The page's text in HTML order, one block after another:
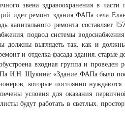
звена здравоохранения в части
идет ремонт здания ФАПа села
капитального ремонта составляет
подвод системы
выглядеть так, как и
и отделка фасада здания, старые
входная группа и проведен
И.Н. Щукина: «Здание ФАПа было
которые постоянно
условия для оказания
будут работать в светлых,